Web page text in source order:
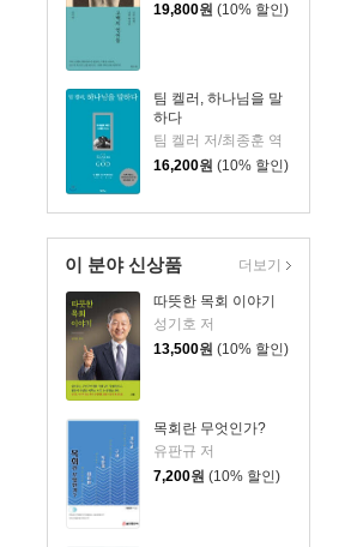
19,800원 (10% 할인)
팀 켈러, 하나님을 말
하다
팀 켈러 저/최종훈 역
16,200원 (10% 할인)
이 분야 신상품
따뜻한 목회 이야기
성기호 저
13,500원 (10% 할인)
목회란 무엇인가?
유판규 저
7,200원 (10% 할인)
더보기